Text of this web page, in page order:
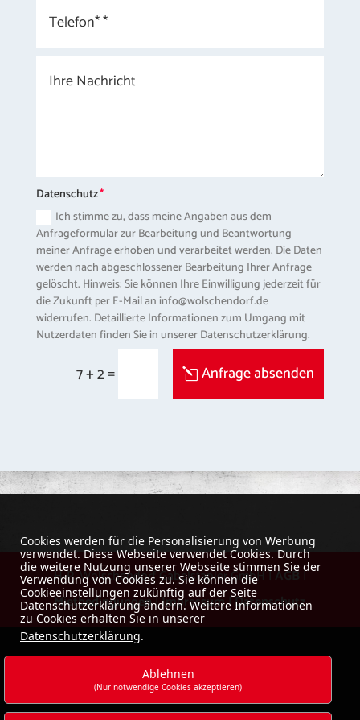
Datenschutz
Ich stimme zu, dass meine Angaben aus dem
Anfrageformular zur Bearbeitung und Beantwortung
meiner Anfrage erhoben und verarbeitet werden. Die Daten
werden nach abgeschlossener Bearbeitung Ihrer Anfrage
gelöscht. Hinweis: Sie können Ihre Einwilligung jederzeit für
die Zukunft per E-Mail an info@wolschendorf.de
widerrufen. Detaillierte Informationen zum Umgang mit
Nutzerdaten finden Sie in unserer Datenschutzerklärung.
7 + 2= Anfrage absenden
H-P. Wolschendorf Gabelstapler GmbH |AGB|
Mietbedingungen|Impressum|Datenschutz
Cookies werden für die Personalisierung von Werbung
verwendet. Diese Webseite verwendet Cookies. Durch
die weitere Nutzung unserer Webseite stimmen Sie der
Verwendung von Cookies zu. Sie können die
Cookieeinstellungen zukünftig auf der Seite
Datenschutzerklärung ändern. Weitere Informationen
zu Cookies erhalten Sie in unserer
Datenschutzerklärung.
Ablehnen
(Nur notwendige Cookies akzeptieren)